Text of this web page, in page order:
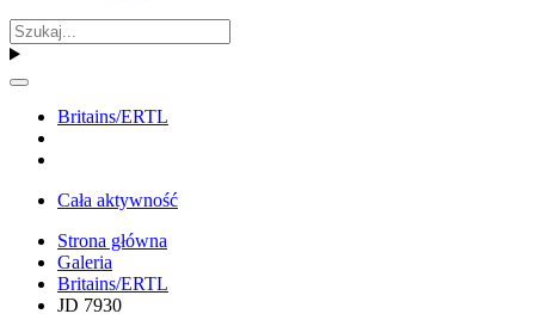
Britains/ERTL
Cała aktywność
Strona główna
Galeria
Britains/ERTL
JD 7930